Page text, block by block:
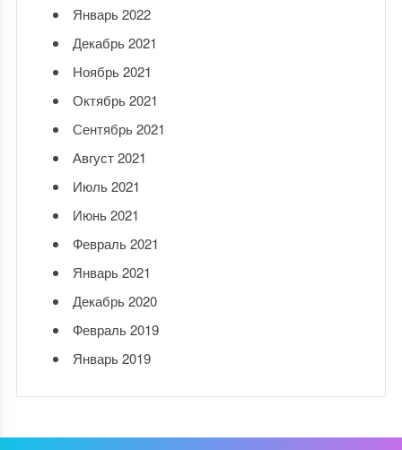
Январь 2022
Декабрь 2021
Ноябрь 2021
Октябрь 2021
Сентябрь 2021
Август 2021
Июль 2021
Июнь 2021
Февраль 2021
Январь 2021
Декабрь 2020
Февраль 2019
Январь 2019